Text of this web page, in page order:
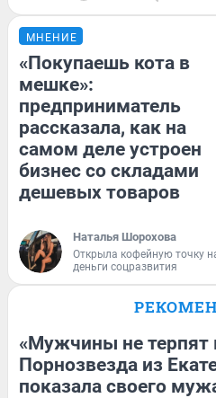
МНЕНИЕ
«Покупаешь кота в
мешке»:
предприниматель
рассказала, как на
самом деле устроен
бизнес со складами
дешевых товаров
Наталья Шорохова
Открыла кофейную точку
деньги соцразвития
«Мужчины не терпят
Порнозвезда из
показала своего